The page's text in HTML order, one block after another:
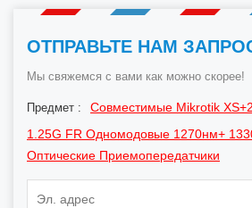
ОТПРАВЬТЕ НАМ
Мы свяжемся с вами как можно скорее!
Предмет :
Совместимые Mikrotik
1.25G FR Одномодовые 1270нм+
Оптические Приемопередатчики